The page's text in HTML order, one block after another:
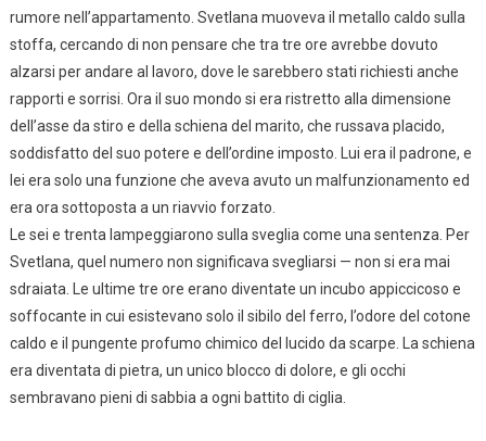
rumore nell’appartamento. Svetlana muoveva il metallo caldo sulla
stoffa, cercando di non pensare che tra tre ore avrebbe dovuto
alzarsi per andare al lavoro, dove le sarebbero stati richiesti anche
rapporti e sorrisi. Ora il suo mondo si era ristretto alla dimensione
dell’asse da stiro e della schiena del marito, che russava placido,
soddisfatto del suo potere e dell’ordine imposto. Lui era il padrone, e
lei era solo una funzione che aveva avuto un malfunzionamento ed
era ora sottoposta a un riavvio forzato.
Le sei e trenta lampeggiarono sulla sveglia come una sentenza. Per
Svetlana, quel numero non significava svegliarsi — non si era mai
sdraiata. Le ultime tre ore erano diventate un incubo appiccicoso e
soffocante in cui esistevano solo il sibilo del ferro, l’odore del cotone
caldo e il pungente profumo chimico del lucido da scarpe. La schiena
era diventata di pietra, un unico blocco di dolore, e gli occhi
sembravano pieni di sabbia a ogni battito di ciglia.